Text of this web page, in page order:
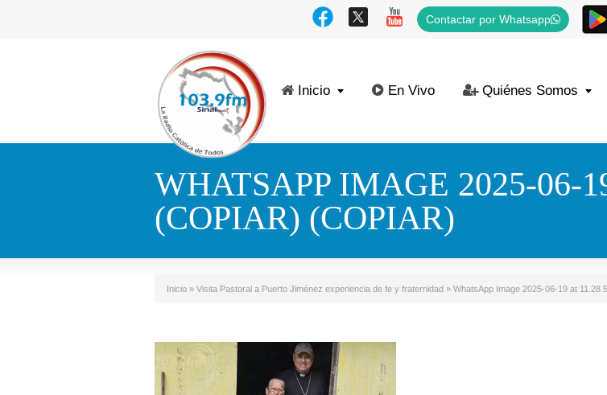
Contactar por Whatsapp
Inicio En Vivo Quiénes Somos
WHATSAPP IMAGE 2025-06-
(COPIAR) (COPIAR)
Inicio » Visita Pastoral a Puerto Jiménez experiencia de fe y fraternidad » WhatsApp Image 2025-06-19 at